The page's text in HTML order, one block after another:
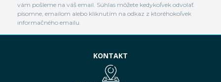
vám pošleme na váš email. Súhlas môžete kedykoľvek odvolať
písomne, emailom alebo kliknutím na odkaz z ktoréhokoľvek
informačného emailu.
KONTAKT